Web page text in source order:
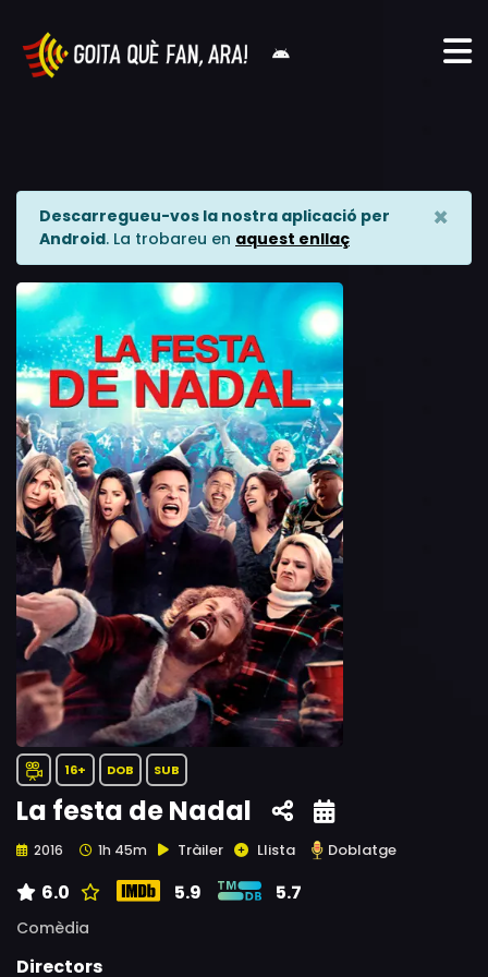
Descarregueu-vos la nostra aplicació per
Android. La trobareu en aquest enllaç
×
16+ DOB SUB
La festa de Nadal
2016 1h 45m Tràiler Llista Doblatge
6.0 5.9 5.7
Comèdia
Directors